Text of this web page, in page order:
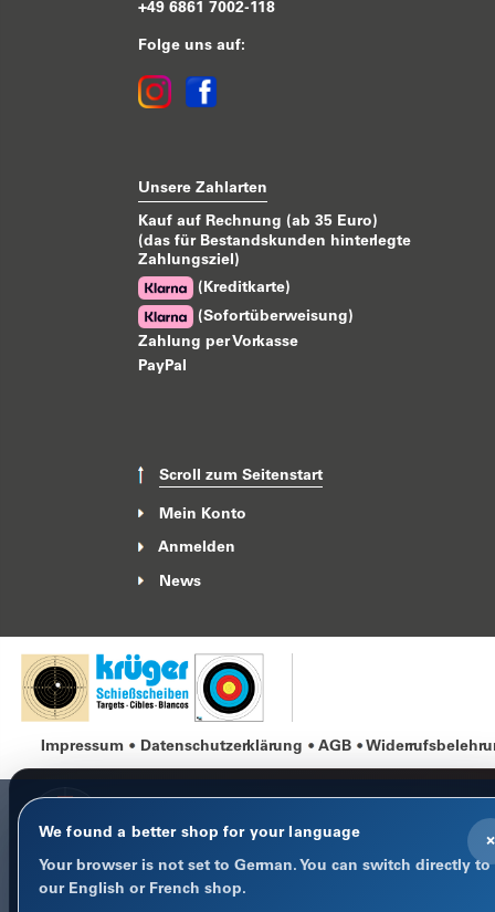
+49 6861 7002-118
Folge uns auf:
Unsere Zahlarten
Kauf auf Rechnung (ab 35 Euro)
(das für Bestandskunden hinterlegte
Zahlungsziel)
(Kreditkarte)
(Sofortüberweisung)
Zahlung per Vorkasse
PayPal
Scroll zum Seitenstart
Mein Konto
Anmelden
News
Impressum Datenschutzerklärung AGB
×
We found a better shop for your language
Your browser is not set to German. You can switch directly to
our English or French shop.
COOKIE-HINWEIS
Datenschutz im Fokus